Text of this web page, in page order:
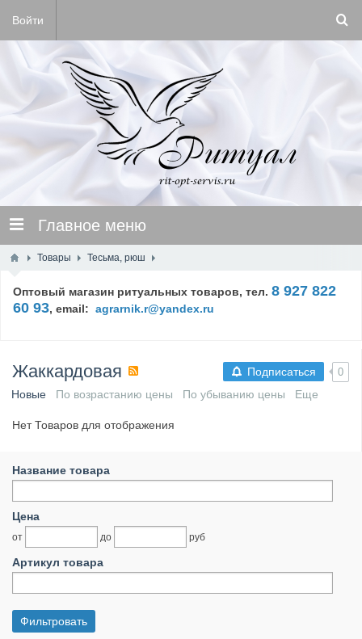
Войти
Главное меню
Товары Тесьма, рюш
Оптовый магазин ритуальных товаров, тел. 8 927 822
60 93, email: agrarnik.r@yandex.ru
Подписаться 0
Жаккардовая
Новые По возрастанию цены По убыванию цены Еще
Нет Товаров для отображения
Название товара
Цена
от до руб
Артикул товара